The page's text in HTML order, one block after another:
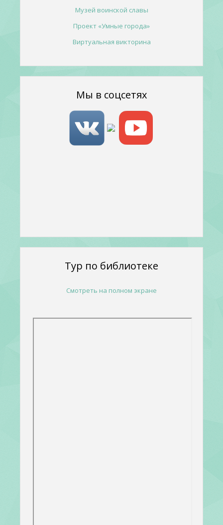
Музей воинской славы
Проект «Умные города»
Виртуальная викторина
Мы в соцсетях
Тур по библиотеке
Смотреть на полном экране